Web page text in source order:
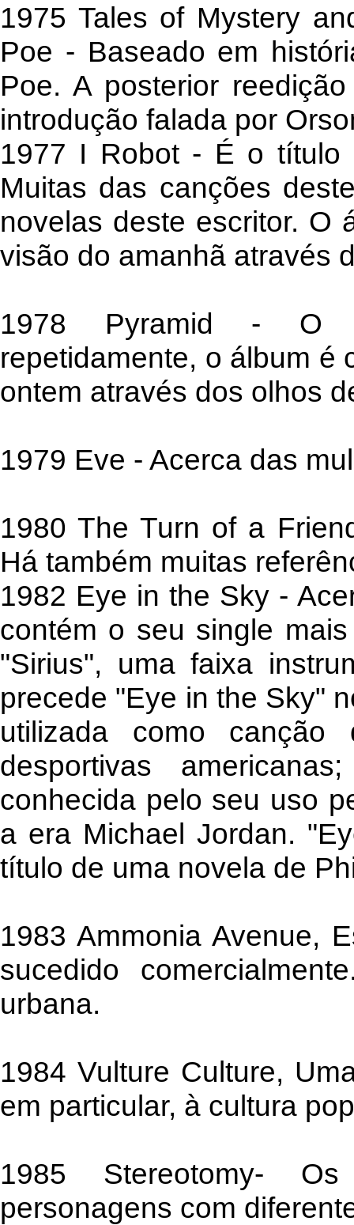
1975 Tales of Mystery
Poe - Baseado em
Poe. A posterior
introdução falada por
1977 I Robot - É o título
Muitas das canções
novelas deste escritor. O
visão do amanhã através
1978 Pyramid - O
repetidamente, o álbum é
ontem através dos olhos
1979 Eve - Acerca das
1980 The Turn of a
Há também muitas
1982 Eye in the Sky -
contém o seu single
"Sirius", uma faixa
precede "Eye in the Sky"
utilizada como
desportivas
conhecida pelo seu uso
a era Michael Jordan.
título de uma novela de
1983 Ammonia Avenue,
sucedido
urbana.
1984 Vulture Culture,
em particular, à cultura
1985 Stereotomy-
personagens com